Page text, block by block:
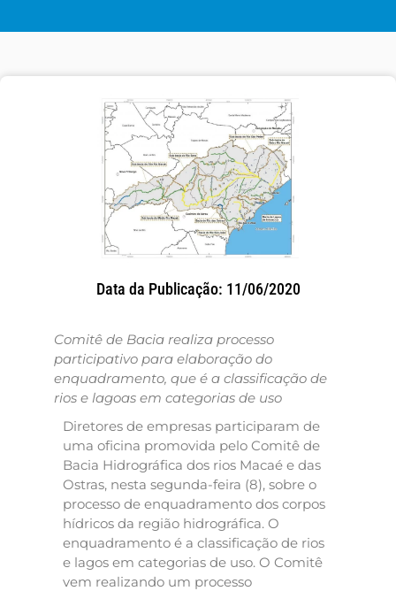
Data da Publicação: 11/06/2020
Comitê de Bacia realiza processo
participativo para elaboração do
enquadramento, que é a classificação de
rios e lagoas em categorias de uso
Diretores de empresas participaram de
uma oficina promovida pelo Comitê de
Bacia Hidrográfica dos rios Macaé e das
Ostras, nesta segunda-feira (8), sobre o
processo de enquadramento dos corpos
hídricos da região hidrográfica. O
enquadramento é a classificação de rios
e lagos em categorias de uso. O Comitê
vem realizando um processo